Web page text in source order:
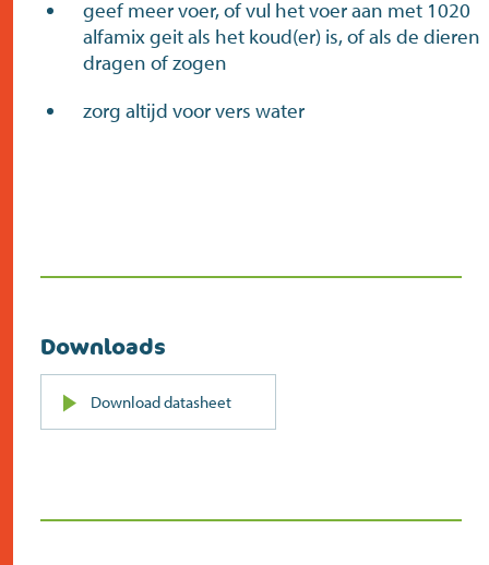
geef meer voer, of vul het voer aan met 1020
alfamix geit als het koud(er) is, of als de dieren
dragen of zogen
zorg altijd voor vers water
Downloads
Download datasheetPDF
(opent